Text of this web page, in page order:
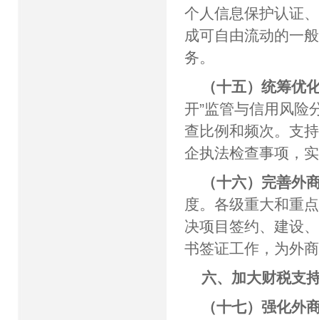
个人信息保护认证
成可自由流动的一
务。
（十五）统筹优
开”监管与信用风险
查比例和频次。支
企执法检查事项，
（十六）完善外
度。各级重大和重
决项目签约、建设
书签证工作，为外
六、加大财税支
（十七）强化外